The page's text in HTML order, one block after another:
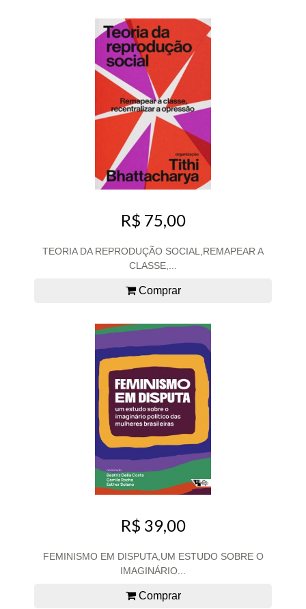
R$ 75,00
TEORIA DA REPRODUÇÃO SOCIAL,REMAPEAR A
CLASSE,...
Comprar
R$ 39,00
FEMINISMO EM DISPUTA,UM ESTUDO SOBRE O
IMAGINÁRIO...
Comprar